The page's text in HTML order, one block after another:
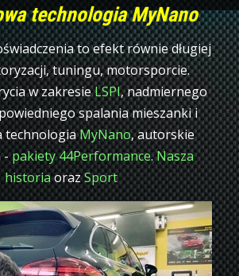
technologia MyNano
to efekt równie długiej
tuningu, motorsporcie.
w zakresieLSPI, nadmiernego
spalania mieszanki i
technologiaMyNano, autorskie
-pakiety 44Performance.Nasza
historiaorazSport